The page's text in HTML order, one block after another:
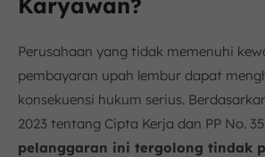
Perusahaan yang tidak memenuhi
pembayaran upah lembur dapat
konsekuensi hukum serius.
2023 tentang Cipta Kerja dan PP No. 35
pelanggaran ini tergolong tindak